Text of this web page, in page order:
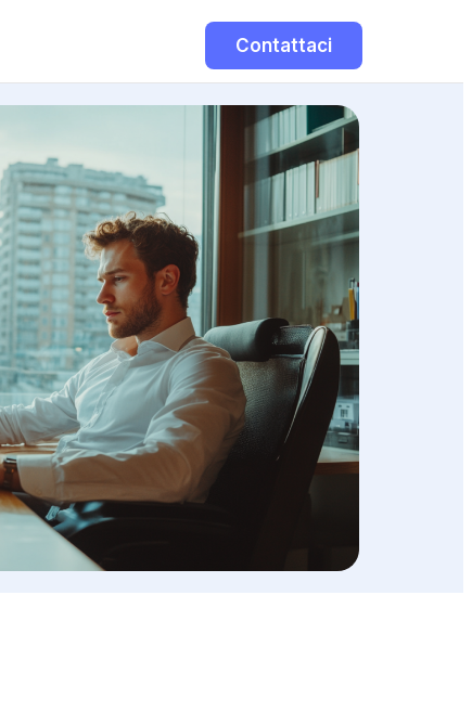
Contattaci